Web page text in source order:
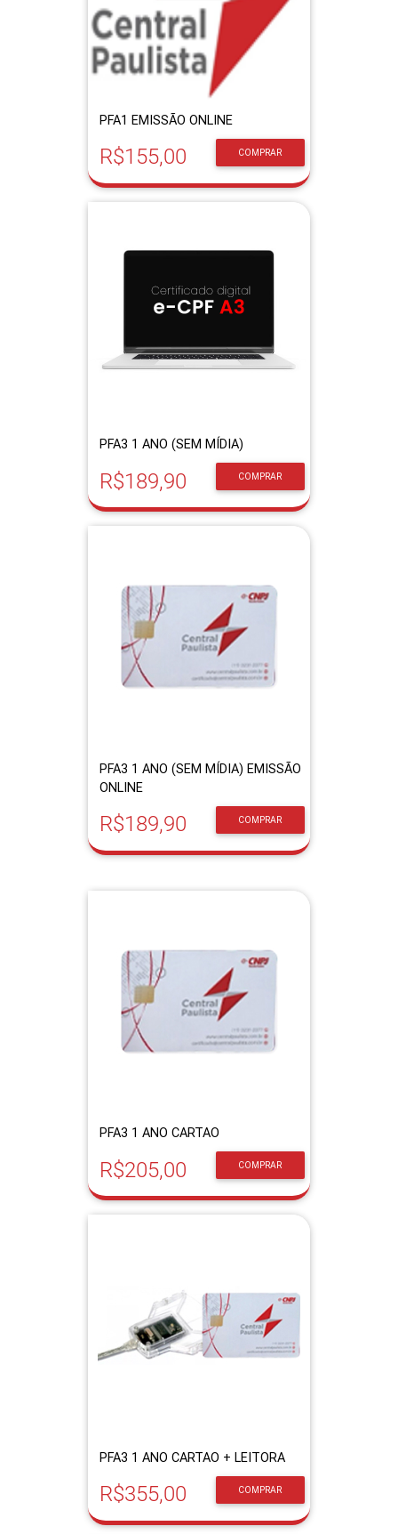
PFA1 EMISSÃO ONLINE
COMPRAR
R$155,00
PFA3 1 ANO (SEM MÍDIA)
COMPRAR
R$189,90
PFA3 1 ANO (SEM MÍDIA) EMISSÃO
ONLINE
COMPRAR
R$189,90
PFA3 1 ANO CARTAO
COMPRAR
R$205,00
PFA3 1 ANO CARTAO + LEITORA
COMPRAR
R$355,00